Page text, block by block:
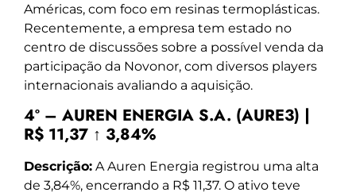
Américas, com foco em resinas termoplásticas.
Recentemente, a empresa tem estado no
centro de discussões sobre a possível venda da
participação da Novonor, com diversos players
internacionais avaliando a aquisição.
4º – AUREN ENERGIA S.A. (AURE3) |
R$ 11,37 ↑ 3,84%
Descrição: A Auren Energia registrou uma alta
de 3,84%, encerrando a R$ 11,37. O ativo teve